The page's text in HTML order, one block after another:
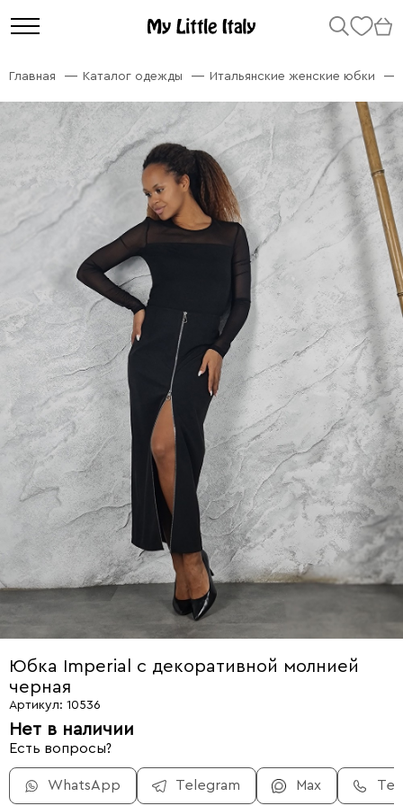
Главная Каталог одежды Итальянские женские юбки
Юбка Imperial с декоративной молнией
черная
Артикул: 10536
Нет в наличии
Есть вопросы?
WhatsApp Telegram Max